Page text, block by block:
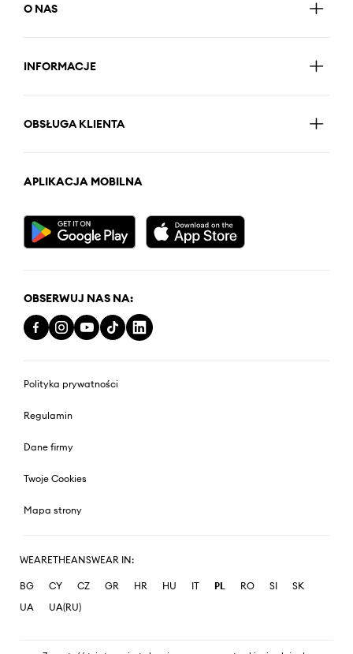
O NAS
INFORMACJE
OBSŁUGA KLIENTA
APLIKACJA MOBILNA
OBSERWUJ NAS NA:
Polityka prywatności
Regulamin
Dane firmy
Twoje Cookies
Mapa strony
WEARETHEANSWEAR IN:
BG CY CZ GR HR HU IT PL RO SI
SK
UA
UA(RU)